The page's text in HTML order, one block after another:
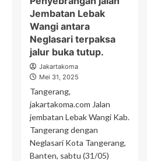
Jembatan Lebak
Wangi antara
Neglasari terpaksa
jalur buka tutup.
Jakartakoma
Mei 31, 2025
Tangerang,
jakartakoma.com Jalan
jembatan Lebak Wangi Kab.
Tangerang dengan
Neglasari Kota Tangerang,
Banten, sabtu (31/05)